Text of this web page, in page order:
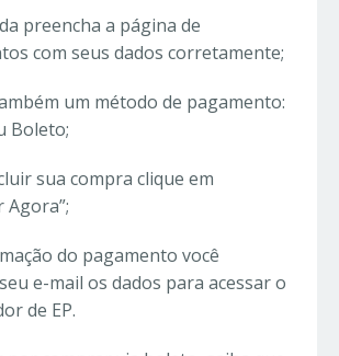
preencha a página de
com seus dados corretamente;
um método de pagamento:
Boleto;
sua compra clique em
Agora”;
do pagamento você
e-mail os dados para acessar o
de EP.